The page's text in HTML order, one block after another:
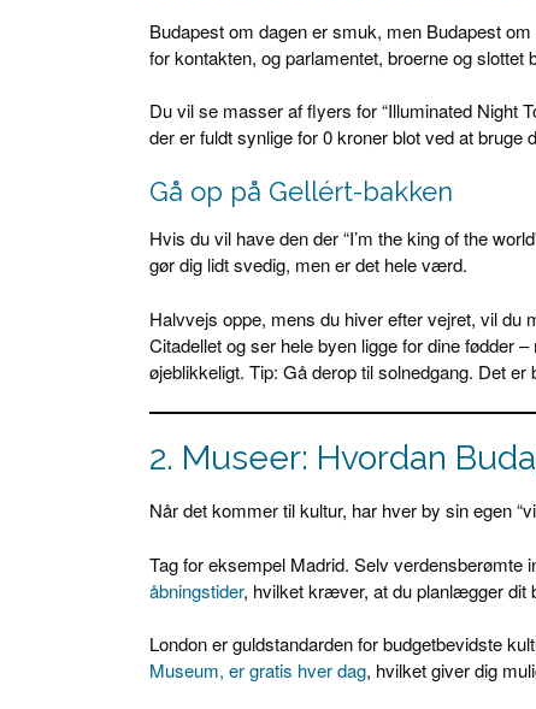
Budapest om dagen er smuk, men Budapest
for kontakten, og parlamentet, broerne og slottet
Du vil se masser af flyers for “Illuminated Night
der er fuldt synlige for 0 kroner blot ved at bruge
Gå op på Gellért-bakken
Hvis du vil have den der “I’m the king of the
gør dig lidt svedig, men er det hele værd.
Halvvejs oppe, mens du hiver efter vejret, vil
Citadellet og ser hele byen ligge for dine fødder
øjeblikkeligt. Tip: Gå derop til solnedgang. Det
2. Museer: Hvordan
Når det kommer til kultur, har hver by sin egen
Tag for eksempel Madrid. Selv verdensberømte
åbningstider, hvilket kræver, at du planlægger dit
London er guldstandarden for budgetbevidste
Museum, er gratis hver dag, hvilket giver dig